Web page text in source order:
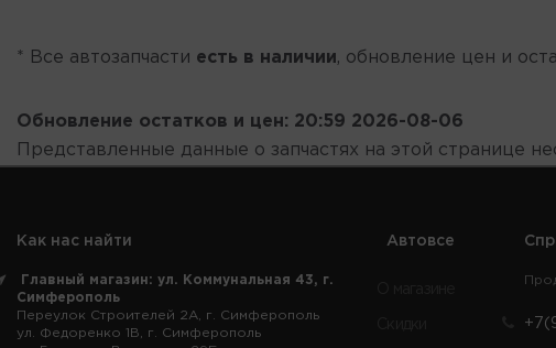
* Все автозапчасти есть в наличии, обновление цен и
Обновление остатков и цен: 20:59 2026-08-06
Представленные данные о запчастях на этой странице
Как нас найти
Главный магазин: ул. Коммунальная 43, г.
Симферополь
Переулок Строителей 2А, г. Симферополь
ул. Федоренко 1В, г. Симферополь
Автовсе